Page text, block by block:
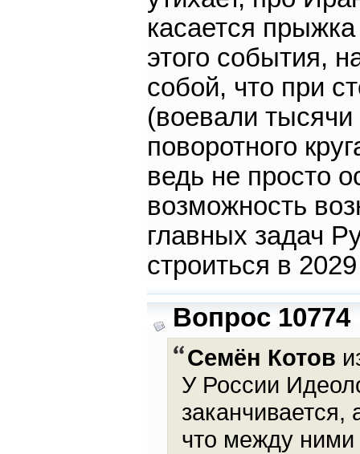
касается
этого события,
собой, что при
(воевали
поворотного
ведь не просто
возможность
главных задач
строиться в
Вопрос 10774
Семён Котов
У России
что между ними